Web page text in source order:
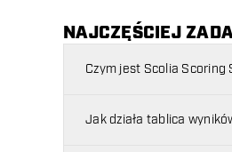
NAJCZĘŚCIEJ
Czym jest Scolia Scoring
Jak działa tablica